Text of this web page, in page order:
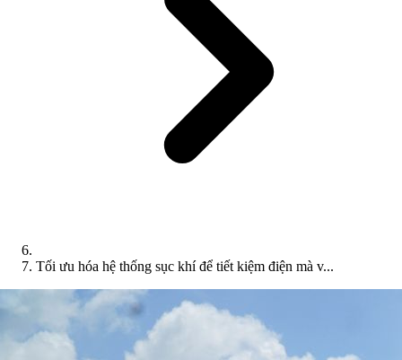
Tối ưu hóa hệ thống sục khí để tiết kiệm điện mà v...